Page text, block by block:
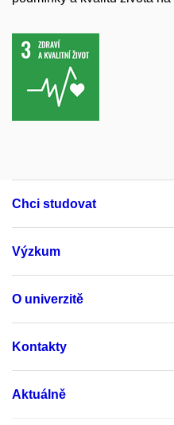
Chci studovat
Výzkum
O univerzitě
Kontakty
Aktuálně